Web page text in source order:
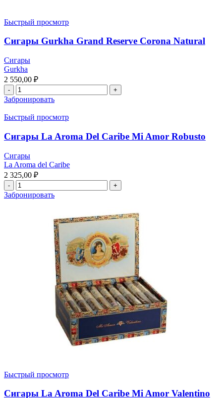
Быстрый просмотр
Сигары Gurkha Grand Reserve Corona Natural
Сигары
Gurkha
2 550,00 ₽
Забронировать
Быстрый просмотр
Сигары La Aroma Del Caribe Mi Amor Robusto
Сигары
La Aroma del Caribe
2 325,00 ₽
Забронировать
Быстрый просмотр
Сигары La Aroma Del Caribe Mi Amor Valentino